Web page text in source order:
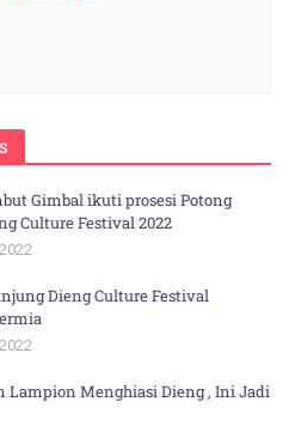
Gimbal ikuti prosesi Potong
Culture Festival 2022
Dieng Culture Festival
Lampion Menghiasi Dieng , Ini Jadi